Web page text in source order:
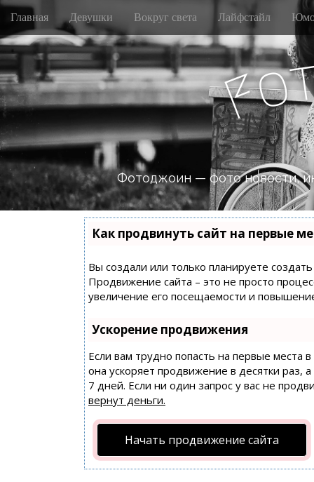
M
i
n
m
e
n
u
S
i
p
t
o
c
o
n
t
e
Главная Девушки Вокруг света Лайфстайл
Fo
Фотоджоин — фото новости,
Как продвинуть сайт на первые
Вы создали или только планируете
Продвижение сайта – это не просто
увеличение его посещаемости и
Ускорение продвижения
Если вам трудно попасть на первые места
она ускоряет продвижение в десятки раз,
7 дней. Если ни один запрос у вас не
вернут деньги.
Начать продвижение сайта